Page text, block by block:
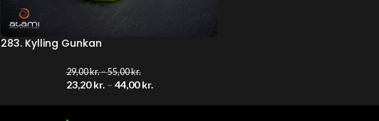
283. Kylling Gunkan
29,00kr.–55,00kr.
23,20kr. – 44,00kr.